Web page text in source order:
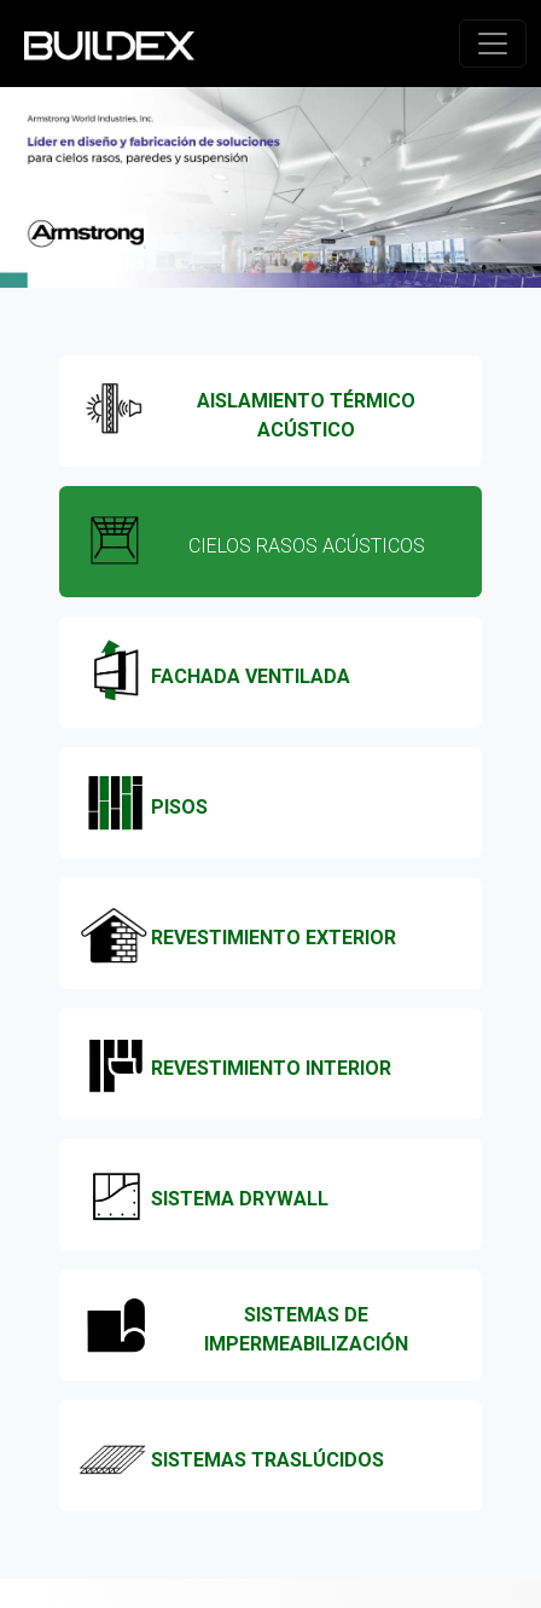
AISLAMIENTO TÉRMICO
ACÚSTICO
CIELOS RASOS ACÚSTICOS
FACHADA VENTILADA
PISOS
REVESTIMIENTO EXTERIOR
REVESTIMIENTO INTERIOR
SISTEMA DRYWALL
SISTEMAS DE
IMPERMEABILIZACIÓN
SISTEMAS TRASLÚCIDOS